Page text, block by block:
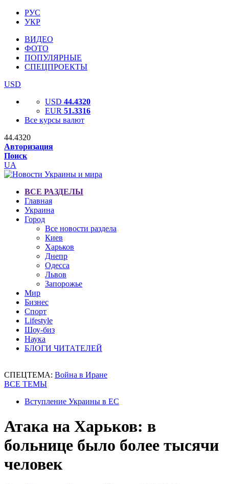
РУС
УКР
ВИДЕО
ФОТО
ПОПУЛЯРНЫЕ
СПЕЦПРОЕКТЫ
USD
USD 44.4320
EUR 51.3316
Все курсы валют
44.4320
Авторизация
Поиск
UA
ВСЕ РАЗДЕЛЫ
Главная
Украина
Город
Все новости раздела
Киев
Харьков
Днепр
Одесса
Львов
Запорожье
Мир
Бизнес
Спорт
Lifestyle
Шоу-биз
Наука
БЛОГИ ЧИТАТЕЛЕЙ
СПЕЦТЕМА: Война в Иране
ВСЕ ТЕМЫ
Вступление Украины в ЕС
Атака на Харьков: в
больнице было более тысячи
человек